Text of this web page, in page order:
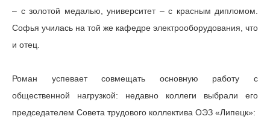
– с золотой медалью, университет – с красным дипломом.
Софья училась на той же кафедре электрооборудования, что
и отец.
Роман успевает совмещать основную работу с
общественной нагрузкой: недавно коллеги выбрали его
председателем Совета трудового коллектива ОЭЗ «Липецк»: